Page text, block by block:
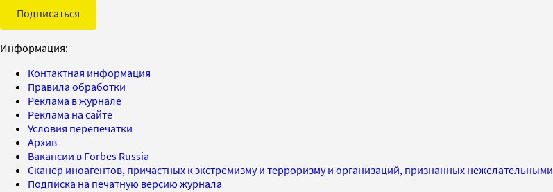
Подписаться
Информация:
Контактная информация
Правила обработки
Реклама в журнале
Реклама на сайте
Условия перепечатки
Архив
Вакансии в Forbes Russia
Сканер иноагентов, причастных к экстремизму и терроризму и организаций, признанных нежелательными
Подписка на печатную версию журнала